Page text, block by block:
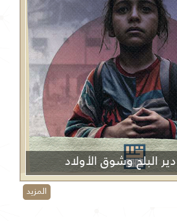
البلح وشوق الأولاد
المزيد